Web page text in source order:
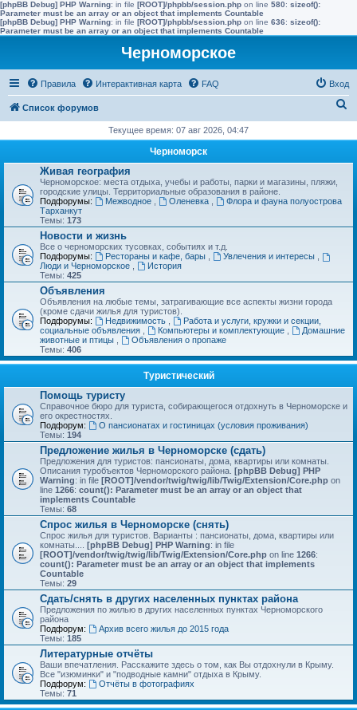
[phpBB Debug] PHP Warning: in file [ROOT]/phpbb/session.php on line 580: sizeof():
Parameter must be an array or an object that implements Countable
[phpBB Debug] PHP Warning: in file [ROOT]/phpbb/session.php on line 636: sizeof():
Parameter must be an array or an object that implements Countable
Черноморское
Правила Интерактивная карта FAQ Вход
Список форумов
с
Текущее время: 07 авг 2026, 04:47
Черноморск
Живая география
Черноморское: места отдыха, учебы и работы, парки и магазины, пляжи,
городские улицы. Территориальные образования в районе.
Подфорумы:
Межводное Оленевка
Флора и фауна полуострова
Тарханкут
Темы: 173
Новости и жизнь
Все о черноморских тусовках, событиях и т.д.
Подфорумы:
Рестораны и кафе, бары Увлечения и интересы
Люди и Черноморское
История
Темы: 425
Объявления
Объявления на любые темы, затрагивающие все аспекты жизни города
(кроме сдачи жилья для туристов).
Подфорумы:
Недвижимость
Работа и услуги, кружки и секции,
социальные объявления
Компьютеры и комплектующие
Домашние
животные и птицы
Объявления о пропаже
Темы: 406
Туристический
Помощь туристу
Справочное бюро для туриста, собирающегося отдохнуть в Черноморске и
его окрестностях.
Подфорум:
О пансионатах и гостиницах (условия проживания)
Темы: 194
Предложение жилья в Черноморске (сдать)
Предложения для туристов: пансионаты, дома, квартиры или комнаты.
Описания туробъектов Черноморского района. [phpBB Debug] PHP
Warning: in file [ROOT]/vendor/twig/twig/lib/Twig/Extension/Core.php on
line 1266: count(): Parameter must be an array or an object that
implements Countable
Темы: 68
Спрос жилья в Черноморске (снять)
Спрос жилья для туристов. Варианты : пансионаты, дома, квартиры или
комнаты.... [phpBB Debug] PHP Warning: in file
[ROOT]/vendor/twig/twig/lib/Twig/Extension/Core.php on line 1266:
count(): Parameter must be an array or an object that implements
Countable
Темы: 29
Сдать/снять в других населенных пунктах района
Предложения по жилью в других населенных пунктах Черноморского
района
Подфорум:
Архив всего жилья до 2015 года
Темы: 185
Литературные отчёты
Ваши впечатления. Расскажите здесь о том, как Вы отдохнули в Крыму.
Все "изюминки" и "подводные камни" отдыха в Крыму.
Подфорум:
Отчёты в фотографиях
Темы: 71